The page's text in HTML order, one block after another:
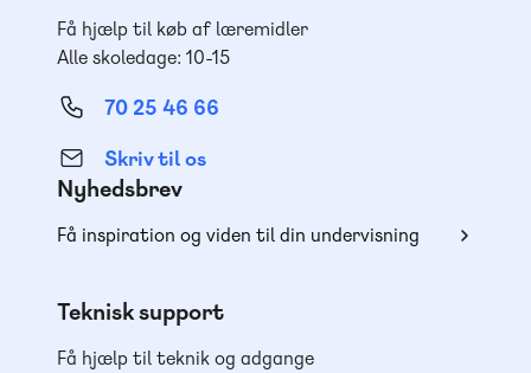
Få hjælp til køb af læremidler
Alle skoledage: 10-15
70 25 46 66
Skriv til os
Nyhedsbrev
Få inspiration og viden til din undervisning
Teknisk support
Få hjælp til teknik og adgange